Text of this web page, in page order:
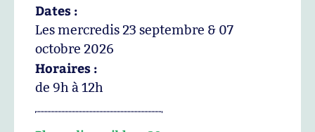
Dates :
Les mercredis 23 septembre & 07
octobre 2026
Horaires :
de 9h à 12h